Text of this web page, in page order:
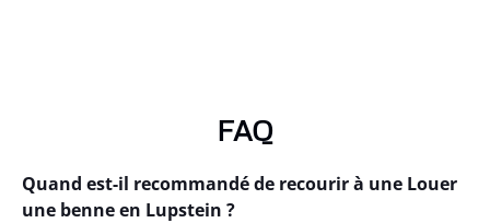
FAQ
Quand est-il recommandé de recourir à une Louer
une benne en Lupstein ?